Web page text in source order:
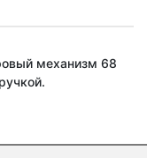
механизм 68